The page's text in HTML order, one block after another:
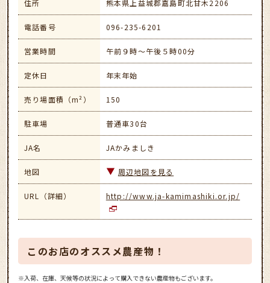
住所 熊本県上益城郡嘉島町北甘木2206
電話番号 096-235-6201
営業時間 午前９時～午後５時00分
定休日 年末年始
売り場面積（m²） 150
駐車場 普通車30台
JA名 JAかみましき
地図 周辺地図を見る
URL（詳細） http://www.ja-kamimashiki.or.jp/
このお店のオススメ農産物！
※入荷、在庫、天候等の状況によって購入できない農産物もございます。